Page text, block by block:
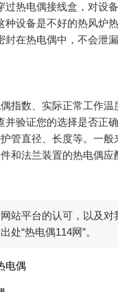
过热电偶接线盒，对设
种设备是不好的热风炉
封在热电偶中，不会泄
指数、实际正常工作
并验证您的选择是否正
管直径、长度等。一
和法兰装置的热电偶应
站平台的认可，以及
处“热电偶114网”。
电偶